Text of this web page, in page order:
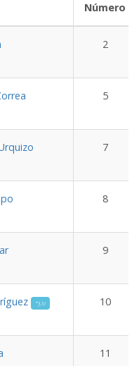
Número
2
5
7
8
9
*JUV 10
11